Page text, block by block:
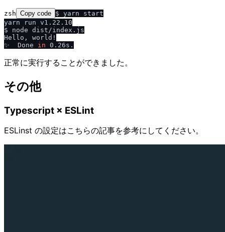
zsh Copy code $ yarn start
yarn run v1.22.10
$ node dist/index.js
Hello, world!
✨  Done in
正常に実行することができました。
その他
Typescript × ESLint
ESLinst の設定はこちらの記事を参考にしてください。